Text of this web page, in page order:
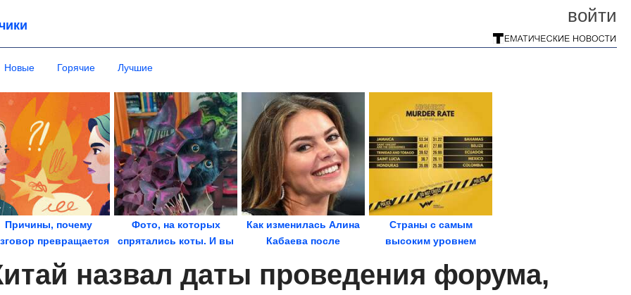
войти
Новые Горячие Лучшие
Причины, почему
превращается
Фото, на которых
спрятались коты. И вы
Как изменилась Алина
Кабаева после
Страны с самым
высоким уровнем
Инфографика
назвал даты проведения форума,